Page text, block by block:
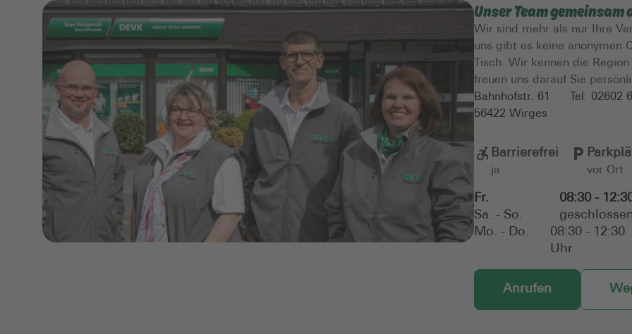
Unser Team gemeinsam
Wir sind mehr als nur Ihre
uns gibt es keine anonymen
Tisch. Wir kennen die
freuen uns darauf Sie
Bahnhofstr. 61
56422 Wirges
Tel: 02602
Barrierefrei
ja vor Ort
Fr.
08:30 -
Sa. - So.
geschlossen
Mo. - Do.
08:30 - 12:30
Uhr
Anrufen